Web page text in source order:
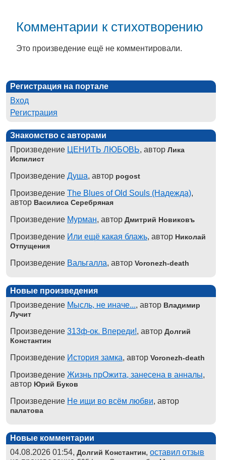
Комментарии к стихотворению
Это произведение ещё не комментировали.
Регистрация на портале
Вход
Регистрация
Знакомство с авторами
Произведение ЦЕНИТЬ ЛЮБОВЬ, автор Лика
Испилист
Произведение Душа, автор pogost
Произведение The Blues of Old Souls (Надежда),
автор Василиса Серебряная
Произведение Мурман, автор Дмитрий Новиковъ
Произведение Или ещё какая блажь, автор Николай
Отпущения
Произведение Вальгалла, автор Voronezh-death
Новые произведения
Произведение Мысль, не иначе..., автор Владимир
Лучит
Произведение 313ф-ок. Впереди!, автор Долгий
Константин
Произведение История замка, автор Voronezh-death
Произведение Жизнь прОжита, занесена в анналы,
автор Юрий Буков
Произведение Не ищи во всём любви, автор
палатова
Новые комментарии
04.08.2026 01:54, Долгий Константин, оставил отзыв